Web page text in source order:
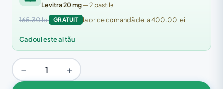
Levitra 20 mg— 2 pastile
165.30 lei GRATUIT la orice comandă de la 400.00 lei
Cadoul este al tău
− +